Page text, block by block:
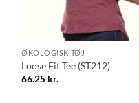
ØKOLOGISK TØJ
Loose Fit Tee (ST212)
66.25 kr.